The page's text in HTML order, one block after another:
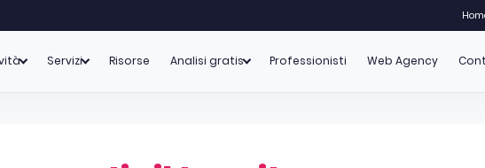
Servizi Risorse Analisi gratis Professionisti Web Agency